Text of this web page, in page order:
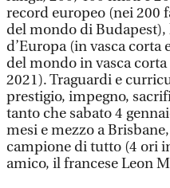
record europeo (nei 200
del mondo di
d’Europa (in vasca corta
del mondo in vasca
2021). Traguardi e
prestigio, impegno,
tanto che sabato 4
mesi e mezzo a
campione di tutto (4 ori
amico, il francese Leon